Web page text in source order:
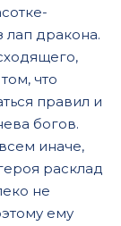
лап дракона.
что
правил и
богов.
иначе,
расклад
не
ему